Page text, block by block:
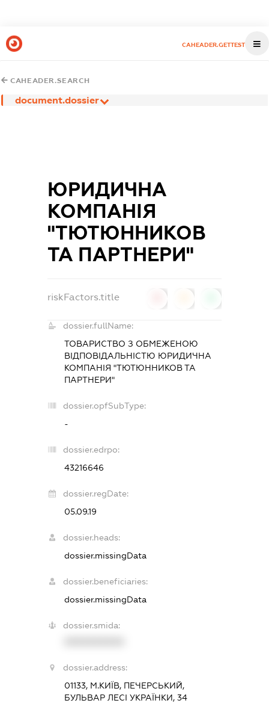
CAHEADER.GETTEST
CAHEADER.SEARCH
document.dossier
ЮРИДИЧНА
КОМПАНІЯ
"ТЮТЮННИКОВ
ТА ПАРТНЕРИ"
riskFactors.title
dossier.fullName:
ТОВАРИСТВО З ОБМЕЖЕНОЮ
ВІДПОВІДАЛЬНІСТЮ ЮРИДИЧНА
КОМПАНІЯ "ТЮТЮННИКОВ ТА
ПАРТНЕРИ"
dossier.opfSubType:
-
dossier.edrpo:
43216646
dossier.regDate:
05.09.19
dossier.heads:
dossier.missingData
dossier.beneficiaries:
dossier.missingData
dossier.smida:
dossier.address:
01133, М.КИЇВ, ПЕЧЕРСЬКИЙ,
БУЛЬВАР ЛЕСІ УКРАЇНКИ, 34